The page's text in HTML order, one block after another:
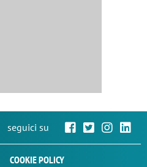
seguici su
COOKIE POLICY